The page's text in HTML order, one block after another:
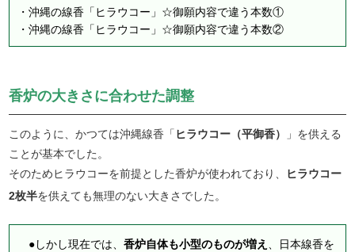
・沖縄の線香「ヒラウコー」☆御願内容で違う本数①
・沖縄の線香「ヒラウコー」☆御願内容で違う本数②
香炉の大きさに合わせた調整
このように、かつては沖縄線香「 ヒラウコー（平御香）
」を供える
ことが基本でした。
そのためヒラウコーを前提とした香炉が使われており、
ヒラウコー
2枚半を供えても無理のない大きさでした。
●しかし現在では、香炉自体も小型のものが増え
、日本線香を